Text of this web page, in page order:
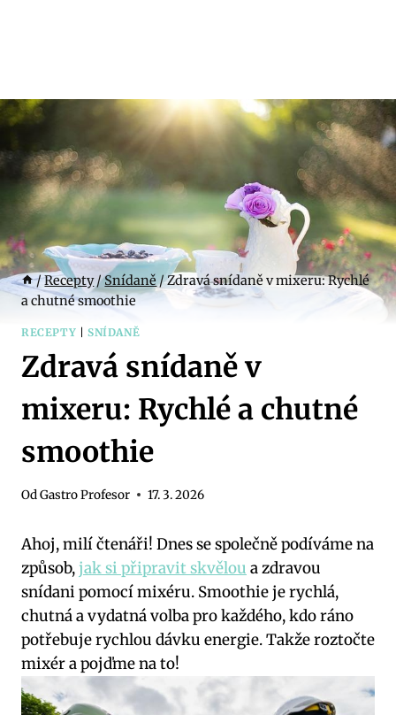
/Recepty/Snídaně /Zdravá snídaně v mixeru: Rychlé
a chutné smoothie
RECEPTY SNÍDANĚ
Zdravá snídaně v
mixeru: Rychlé a chutné
smoothie
OdGastro Profesor 17. 3. 2026
Ahoj, milí čtenáři! Dnes se společně podíváme na
způsob,jak si připravit skvělou a zdravou
snídani pomocí mixéru. Smoothie je rychlá,
chutná a vydatná volba pro každého, kdo ráno
potřebuje rychlou dávku energie. Takže roztočte
mixér a pojďme na to!